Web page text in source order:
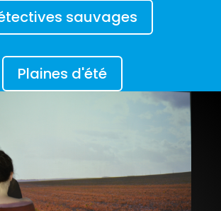
sauvages
Plaines d'été